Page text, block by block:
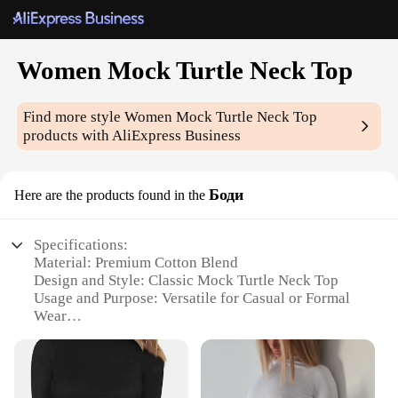
Women Mock Turtle Neck Top
Find more styleWomen Mock Turtle Neck Top
products with AliExpress Business
Here are the products found in the Боди
Specifications:
Material: Premium Cotton Blend
Design and Style: Classic Mock Turtle Neck Top
Usage and Purpose: Versatile for Casual or Formal
Wear
Performance and Property: Comfortable Fit with
Parts and Accessories: None